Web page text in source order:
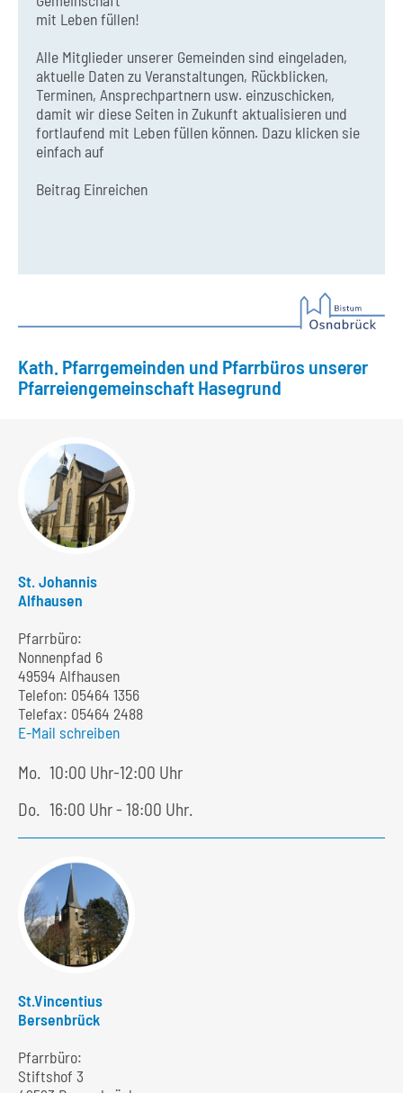
mit Leben füllen!
Alle Mitglieder unserer Gemeinden sind eingeladen,
aktuelle Daten zu Veranstaltungen, Rückblicken,
Terminen, Ansprechpartnern usw. einzuschicken,
damit wir diese Seiten in Zukunft aktualisieren und
fortlaufend mit Leben füllen können. Dazu klicken sie
einfach auf
Beitrag Einreichen
Kath. Pfarrgemeinden und Pfarrbüros unserer
Pfarreiengemeinschaft Hasegrund
St. Johannis
Alfhausen
Pfarrbüro:
Nonnenpfad 6
49594 Alfhausen
Telefon: 05464 1356
Telefax: 05464 2488
E-Mail schreiben
Mo.
10:00 Uhr-12:00 Uhr
Do.
16:00 Uhr - 18:00 Uhr.
St.Vincentius
Bersenbrück
Pfarrbüro:
Stiftshof 3